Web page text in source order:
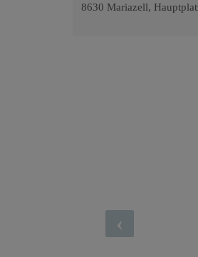
8630 Mariazell,